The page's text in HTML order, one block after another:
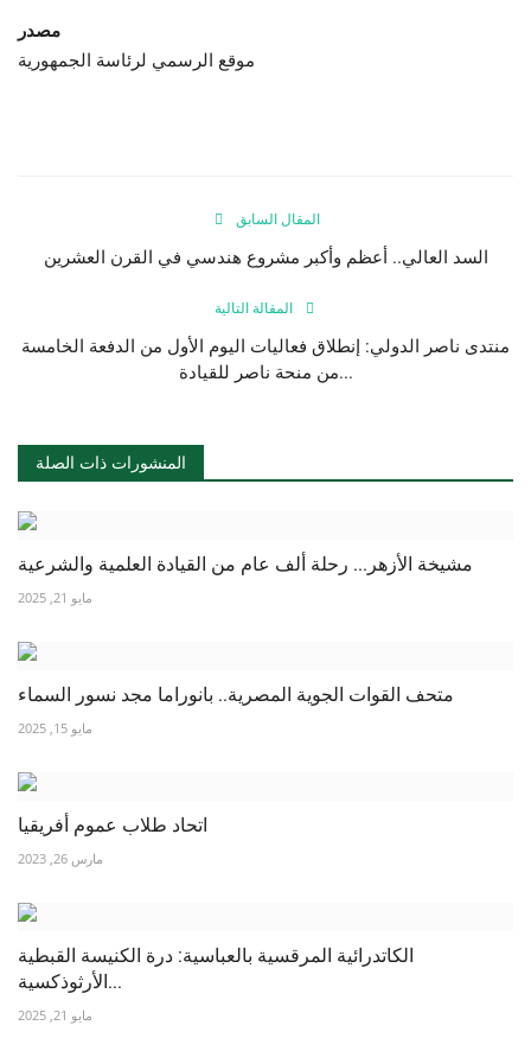
مصدر
موقع الرسمي لرئاسة الجمهورية
المقال السابق
السد العالي.. أعظم وأكبر مشروع هندسي في القرن العشرين
المقالة التالية
منتدى ناصر الدولي: إنطلاق فعاليات اليوم الأول من الدفعة الخامسة
من منحة ناصر للقيادة...
المنشورات ذات الصلة
مشيخة الأزهر... رحلة ألف عام من القيادة العلمية والشرعية
مايو 21, 2025
متحف القوات الجوية المصرية.. بانوراما مجد نسور السماء
مايو 15, 2025
اتحاد طلاب عموم أفريقيا
مارس 26, 2023
الكاتدرائية المرقسية بالعباسية: درة الكنيسة القبطية
الأرثوذكسية...
مايو 21, 2025